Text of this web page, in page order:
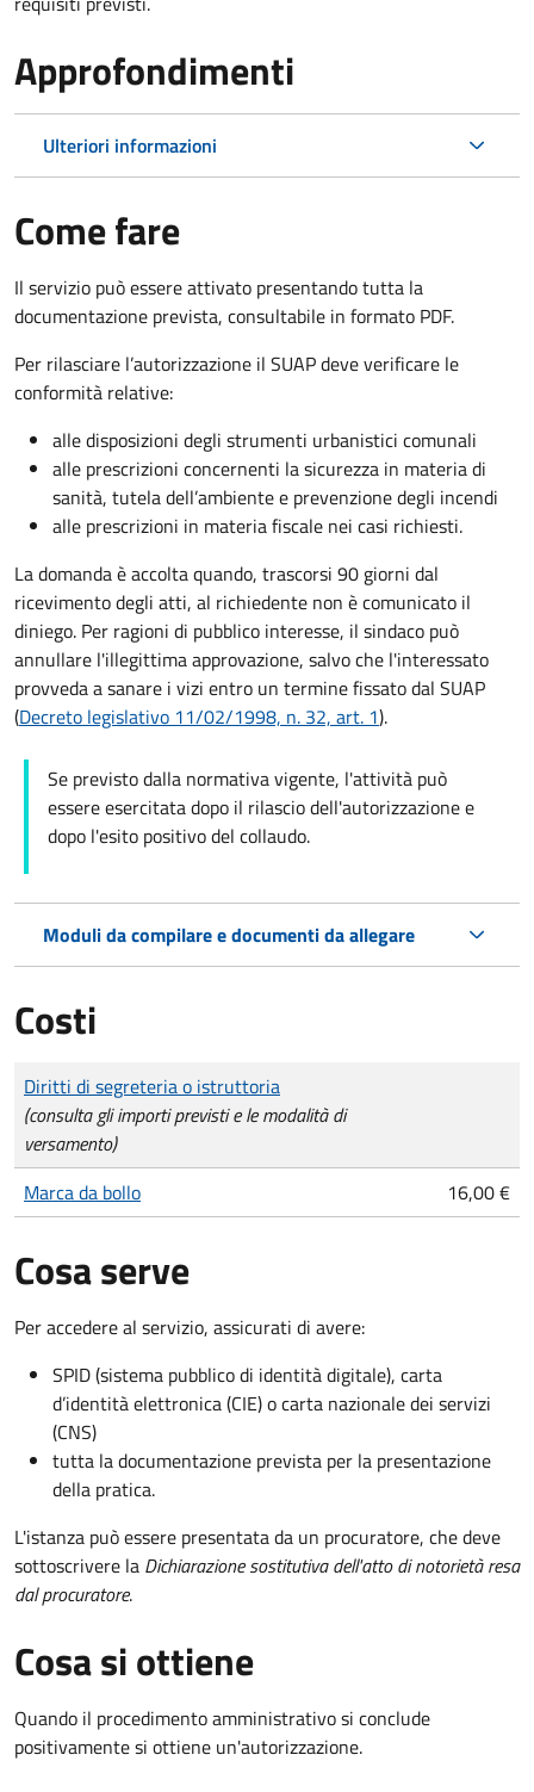
Approfondimenti
Ulteriori informazioni
Come fare
Il servizio può essere attivato presentando tutta la
documentazione prevista, consultabile in formato PDF.
Per rilasciare l’autorizzazione il SUAP deve verificare le
conformità relative:
alle disposizioni degli strumenti urbanistici comunali
alle prescrizioni concernenti la sicurezza in materia di
sanità, tutela dell’ambiente e prevenzione degli incendi
alle prescrizioni in materia fiscale nei casi richiesti.
La domanda è accolta quando, trascorsi 90 giorni dal
ricevimento degli atti, al richiedente non è comunicato il
diniego. Per ragioni di pubblico interesse, il sindaco può
annullare l'illegittima approvazione, salvo che l'interessato
provveda a sanare i vizi entro un termine fissato dal SUAP
(Decreto legislativo 11/02/1998, n. 32, art. 1).
Se previsto dalla normativa vigente, l'attività può
essere esercitata dopo il rilascio dell'autorizzazione e
dopo l'esito positivo del collaudo.
Moduli da compilare e documenti da allegare
Costi
Tipo di pagamento
Importo
Diritti di segreteria o istruttoria
(consulta gli importi previsti e le modalità di
versamento)
Marca da bollo
16,00 €
Cosa serve
Per accedere al servizio, assicurati di avere:
SPID (sistema pubblico di identità digitale), carta
d’identità elettronica (CIE) o carta nazionale dei servizi
(CNS)
tutta la documentazione prevista per la presentazione
della pratica.
L'istanza può essere presentata da un procuratore, che deve
sottoscrivere la Dichiarazione sostitutiva dell'atto di notorietà resa
dal procuratore.
Cosa si ottiene
Quando il procedimento amministrativo si conclude
positivamente si ottiene un'autorizzazione.